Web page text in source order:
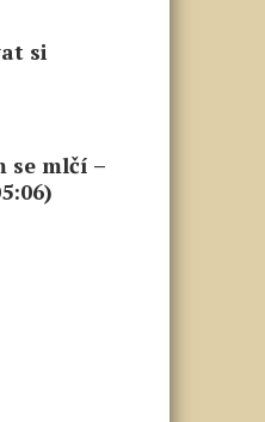
si
se mlčí –